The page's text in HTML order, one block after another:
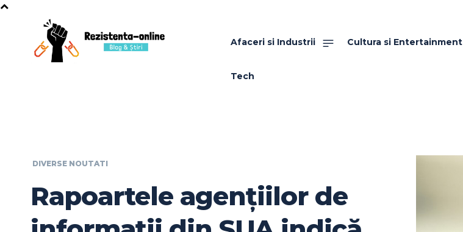
Afaceri si Industrii Cultura si Entertainment
Tech
DIVERSE NOUTATI
Rapoartele agențiilor de